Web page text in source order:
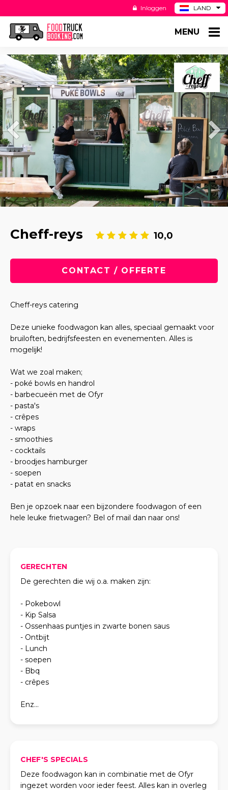
LAND
DE
US
Inloggen
MENU
Cheff-reys 10,0
CONTACT / OFFERTE
Cheff-reys catering
Deze unieke foodwagon kan alles, speciaal gemaakt voor
bruiloften, bedrijfsfeesten en evenementen. Alles is
mogelijk!
Wat we zoal maken;
- poké bowls en handrol
- barbecueën met de Ofyr
- pasta's
- crêpes
- wraps
- smoothies
- cocktails
- broodjes hamburger
- soepen
- patat en snacks
Ben je opzoek naar een bijzondere foodwagon of een
hele leuke frietwagen? Bel of mail dan naar ons!
GERECHTEN
De gerechten die wij o.a. maken zijn:
- Pokebowl
- Kip Salsa
- Ossenhaas puntjes in zwarte bonen saus
- Ontbijt
- Lunch
- soepen
- Bbq
- crêpes
Enz...
CHEF'S SPECIALS
Deze foodwagon kan in combinatie met de Ofyr
ingezet worden voor ieder feest. Alles kan in overleg